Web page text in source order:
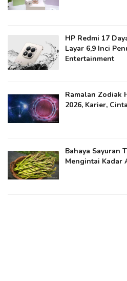
HP Redmi 17
Layar 6,9 Inci
Entertainment
Ramalan Zodiak
2026, Karier,
Bahaya Sayuran
Mengintai Kadar